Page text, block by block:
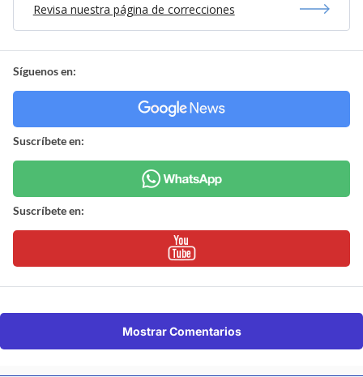
Revisa nuestra página de correcciones
Síguenos en:
Suscríbete en:
Suscríbete en:
Mostrar Comentarios